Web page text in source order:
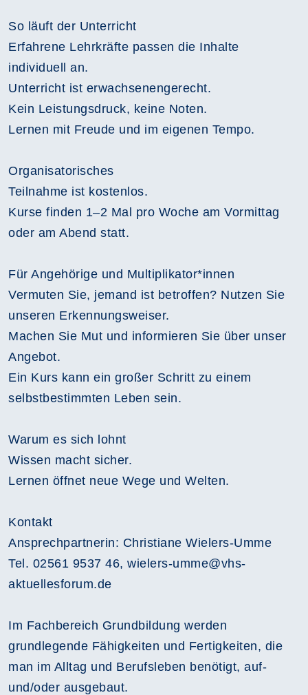
So läuft der Unterricht
Erfahrene Lehrkräfte passen die Inhalte
individuell an.
Unterricht ist erwachsenengerecht.
Kein Leistungsdruck, keine Noten.
Lernen mit Freude und im eigenen Tempo.
Organisatorisches
Teilnahme ist kostenlos.
Kurse finden 1–2 Mal pro Woche am Vormittag
oder am Abend statt.
Für Angehörige und Multiplikator*innen
Vermuten Sie, jemand ist betroffen? Nutzen Sie
unseren Erkennungsweiser.
Machen Sie Mut und informieren Sie über unser
Angebot.
Ein Kurs kann ein großer Schritt zu einem
selbstbestimmten Leben sein.
Warum es sich lohnt
Wissen macht sicher.
Lernen öffnet neue Wege und Welten.
Kontakt
Ansprechpartnerin: Christiane Wielers-Umme
Tel. 02561 9537 46, wielers-umme@vhs-
aktuellesforum.de
Im Fachbereich Grundbildung werden
grundlegende Fähigkeiten und Fertigkeiten, die
man im Alltag und Berufsleben benötigt, auf-
und/oder ausgebaut.